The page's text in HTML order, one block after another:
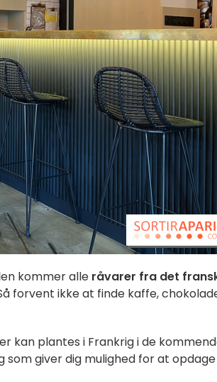
kommer alle råvarer fra det
forvent ikke at finde kaffe,
kan plantes i Frankrig i de
som giver dig mulighed for at opdage